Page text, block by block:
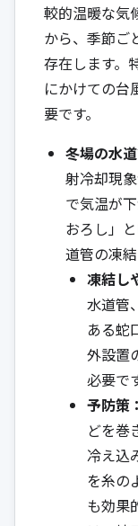
較的温暖な気
から、季節ご
存在します。
にかけての台
要です。
冬場の水
射冷却現
で気温が
おろし」
道管の凍
凍結し
水道管
ある蛇
外設置
必要で
予防策：
どを巻
冷え込
を糸の
も効果